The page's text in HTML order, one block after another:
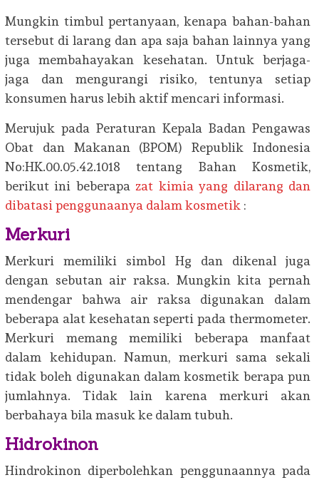
Mungkin timbul pertanyaan, kenapa bahan-bahan
tersebut di larang dan apa saja bahan lainnya yang
juga membahayakan kesehatan. Untuk berjaga-
jaga dan mengurangi risiko, tentunya setiap
konsumen harus lebih aktif mencari informasi.
Merujuk pada Peraturan Kepala Badan Pengawas
Obat dan Makanan (BPOM) Republik Indonesia
No:HK.00.05.42.1018 tentang Bahan Kosmetik,
berikut ini beberapazat kimia yang dilarang dan
dibatasi penggunaanya dalam kosmetik :
Merkuri
Merkuri memiliki simbol Hg dan dikenal juga
dengan sebutan air raksa. Mungkin kita pernah
mendengar bahwa air raksa digunakan dalam
beberapa alat kesehatan seperti pada thermometer.
Merkuri memang memiliki beberapa manfaat
dalam kehidupan. Namun, merkuri sama sekali
tidak boleh digunakan dalam kosmetik berapa pun
jumlahnya. Tidak lain karena merkuri akan
berbahaya bila masuk ke dalam tubuh.
Hidrokinon
Hindrokinon diperbolehkan penggunaannya pada